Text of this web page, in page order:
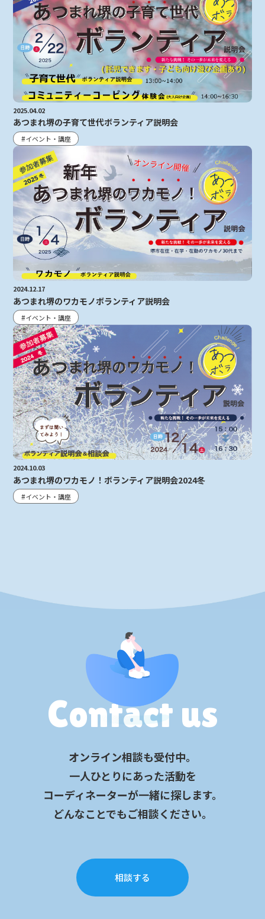
2025.04.02
あつまれ堺の子育て世代ボランティア説明会
イベント・講座
2024.12.17
あつまれ堺のワカモノボランティア説明会
イベント・講座
2024.10.03
あつまれ堺のワカモノ！ボランティア説明会2024冬
イベント・講座
Contact us
オンライン相談も受付中。
一人ひとりにあった活動を
コーディネーターが一緒に探します。
どんなことでもご相談ください。
相談する